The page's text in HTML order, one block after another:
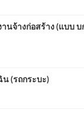
จ้างก่อสร้าง (แบบ
(รถกระบะ)